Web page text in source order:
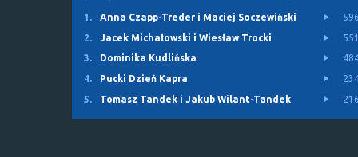
1. Anna Czapp-Treder i Maciej Soczewiński
2.
Jacek Michałowski i Wiesław Trocki
3.
Dominika Kudlińska
4.
Pucki Dzień Kapra
5.
Tomasz Tandek i Jakub Wilant-Tandek